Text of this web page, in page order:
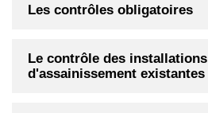
Les contrôles obligatoires
Le contrôle des installations
d'assainissement existantes